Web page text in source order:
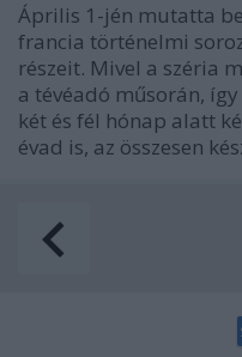
Április 1-jén mutatta
francia történelmi
részeit. Mivel a széria
a tévéadó műsorán,
két és fél hónap alatt
évad is, az összesen